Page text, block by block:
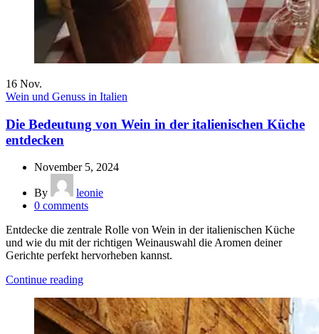
16 Nov.
Wein und Genuss in Italien
Die Bedeutung von Wein in der italienischen Küche
entdecken
November 5, 2024
By
leonie
0 comments
Entdecke die zentrale Rolle von Wein in der italienischen Küche
und wie du mit der richtigen Weinauswahl die Aromen deiner
Gerichte perfekt hervorheben kannst.
Continue reading